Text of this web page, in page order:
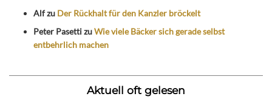
Alfzu Der Rückhalt für den Kanzler bröckelt
Peter PasettizuWie viele Bäcker sich gerade selbst
entbehrlich machen
Aktuell oft gelesen